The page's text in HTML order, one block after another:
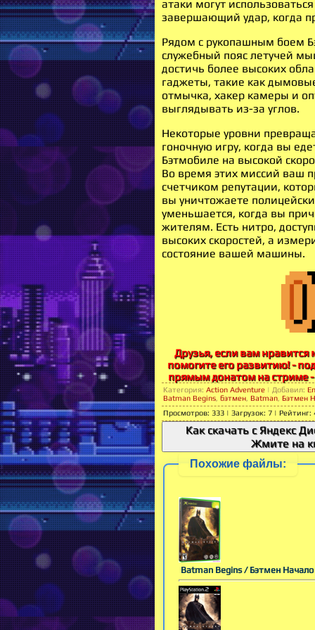
атаки могут
завершающий удар, когда
Рядом с рукопашным боем
служебный пояс летучей
достичь более высоких
гаджеты, такие как
отмычка, хакер камеры и
выглядывать из-за углов.
Некоторые уровни
гоночную игру, когда вы
Бэтмобиле на высокой
Во время этих миссий ваш
счетчиком репутации,
вы уничтожаете
уменьшается, когда вы
жителям. Есть нитро,
высоких скоростей, а
состояние вашей машины.
Друзья, если вам нравится
помогите его развитию! -
прямым донатом на стриме
Категория: Action Adventure | Добавил:
Batman Begins бэтмен Batman Бэтмен
Просмотров: 333 | Загрузок: 7 | Рейтинг:
Как скачать с Яндекс
Жмите на
Похожие файлы:
Batman Begins / Бэтмен Начало